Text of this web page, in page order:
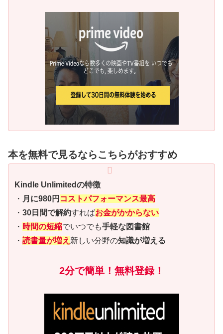
本を無料で見るならこちらがおすすめ
Kindle Unlimitedの特徴
・ 月に980円 コストパフォーマンス最高
・ 30日間で解約すればお金がかからない
・ 時間の短縮でいつでも手軽な図書館
・ 読書量が増え 新しい分野の知識が増える
2分で簡単！無料登録！